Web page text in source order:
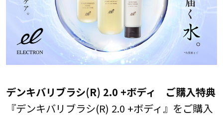
デンキバリブラシ(R) 2.0 +ボディ ご購入特典
『デンキバリブラシ(R) 2.0 +ボディ』をご購入